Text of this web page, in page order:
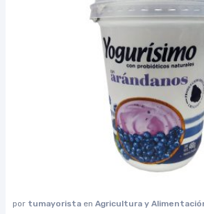
por tumayorista en Agricultura y